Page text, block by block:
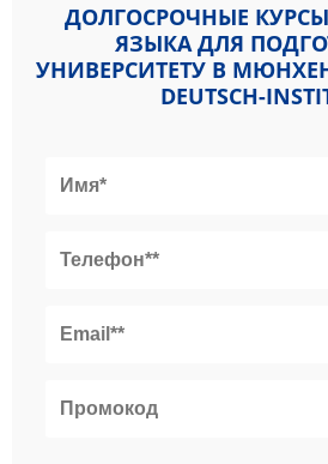
ДОЛГОСРОЧНЫЕ
ЯЗЫКА ДЛЯ
УНИВЕРСИТЕТУ В
DEUTSCH-